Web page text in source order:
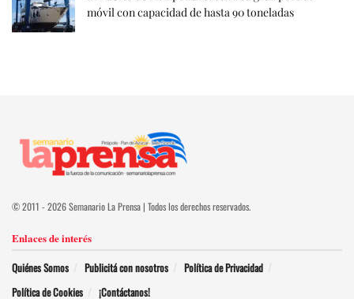
móvil con capacidad de hasta 90 toneladas
© 2011 - 2026 Semanario La Prensa | Todos los derechos reservados.
Enlaces de interés
Quiénes Somos Publicitá con nosotros
Política de Privacidad
Política de Cookies
¡Contáctanos!